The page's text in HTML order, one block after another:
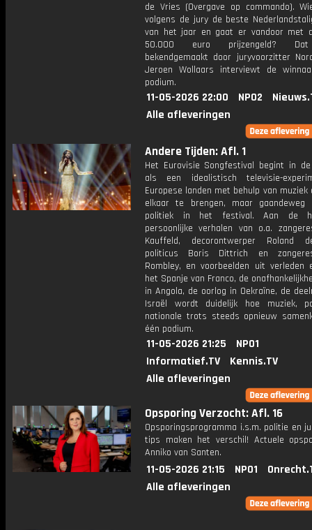
de Vries (Overgave op commando).
volgens de jury de beste
van het jaar en gaat er vandoor met
50.000 euro prijzengeld?
bekendgemaakt door juryvoorzitter
Jeroen Wollaars interviewt de
podium.
11-05-2026 22:00 NPO2
Alle afleveringen
Andere Tijden: Afl. 1
Het Eurovisie Songfestival begint in
als een idealistisch televisie-
Europese landen met behulp van muziek
elkaar te brengen, maar
politiek in het festival. Aan de
persoonlijke verhalen van o.a.
Kauffeld, decorontwerper Roland
politicus Boris Dittrich en
Rombley, en voorbeelden uit verleden
het Spanje van Franco, de
in Angola, de oorlog in Oekraïne, de
Israël wordt duidelijk hoe muziek,
nationale trots steeds opnieuw
één podium.
11-05-2026 21:25
NPO1
Informatief.TV
Kennis.TV
Alle afleveringen
Opsporing Verzocht: Afl. 16
Opsporingsprogramma i.s.m. politie en
tips maken het verschil! Actuele
Anniko van Santen.
11-05-2026 21:15 NPO1
Alle afleveringen